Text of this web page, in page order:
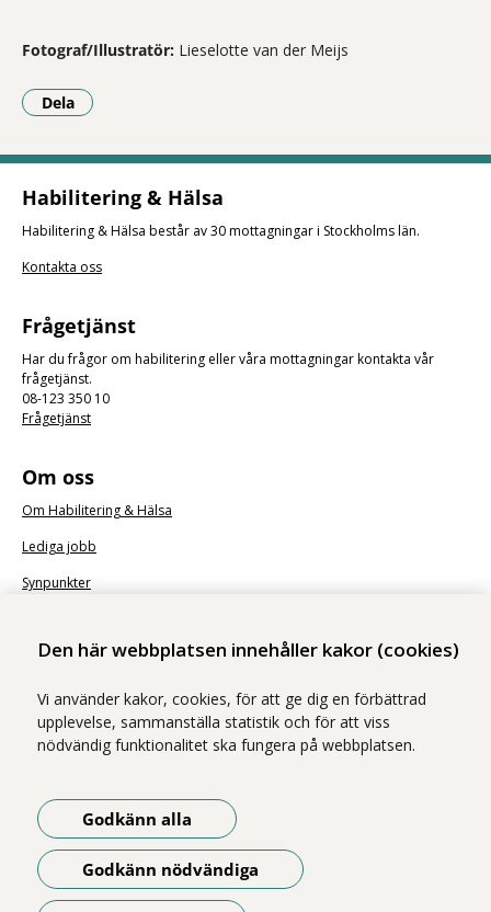
Den här webbplatsen innehåller kakor (cookies)
Vi använder kakor, cookies, för att ge dig en förbättrad
upplevelse, sammanställa statistik och för att viss
nödvändig funktionalitet ska fungera på webbplatsen.
Godkänn alla
Godkänn nödvändiga
Fotograf/Illustratör: Lieselotte van der Meijs
Dela
- Klicka för att öppna delningsalternativ.
Habilitering & Hälsa
Habilitering & Hälsa består av 30 mottagningar i Stockholms län.
Kontakta oss
Frågetjänst
Har du frågor om habilitering eller våra mottagningar kontakta vår
frågetjänst.
08-123 350 10
Frågetjänst
Om oss
Om Habilitering & Hälsa
Lediga jobb
Synpunkter
Samtliga bilder på webbplatsen är tagna av fotograf Yanan Li om inget
annat namn anges.
Om webbplatsen